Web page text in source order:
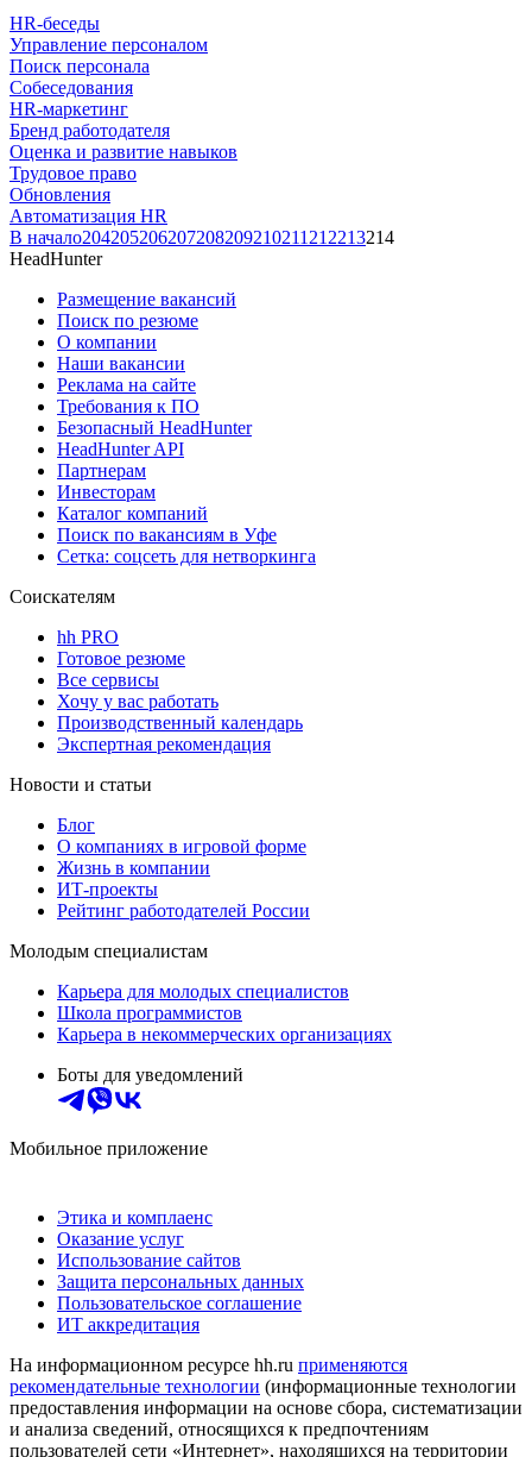
HR-беседы
Управление персоналом
Поиск персонала
Собеседования
HR-маркетинг
Бренд работодателя
Оценка и развитие навыков
Трудовое право
Обновления
Автоматизация HR
В начало204205206207208209210211 212213214
HeadHunter
Размещение вакансий
Поиск по резюме
О компании
Наши вакансии
Реклама на сайте
Требования к ПО
Безопасный HeadHunter
HeadHunter API
Партнерам
Инвесторам
Каталог компаний
Поиск по вакансиям в Уфе
Сетка: соцсеть для нетворкинга
Соискателям
hh PRO
Готовое резюме
Все сервисы
Хочу у вас работать
Производственный календарь
Экспертная рекомендация
Новости и статьи
Блог
О компаниях в игровой форме
Жизнь в компании
ИТ-проекты
Рейтинг работодателей России
Молодым специалистам
Карьера для молодых специалистов
Школа программистов
Карьера в некоммерческих организациях
Боты для уведомлений
Мобильное приложение
Этика и комплаенс
Оказание услуг
Использование сайтов
Защита персональных данных
Пользовательское соглашение
ИТ аккредитация
На информационном ресурсе hh.ru применяются
рекомендательные технологии (информационные технологии
предоставления информации на основе сбора, систематизации
и анализа сведений, относящихся к предпочтениям
пользователей сети «Интернет», находящихся на территории